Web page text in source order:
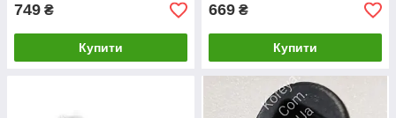
749 ₴
Купити
669 ₴
Купити